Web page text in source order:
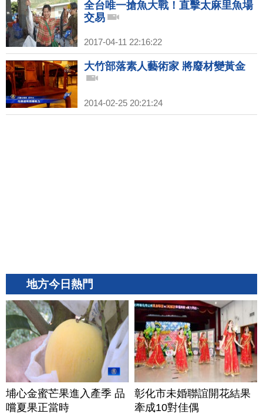
全台唯一搶魚大戰！直擊太麻里魚場
交易
2017-04-11 22:16:22
大竹部落素人藝術家 將廢材變黃金
2014-02-25 20:21:24
地方今日熱門
埔心金蜜芒果進入產季 品
嚐夏果正當時
彰化市未婚聯誼開花結果
牽成10對佳偶